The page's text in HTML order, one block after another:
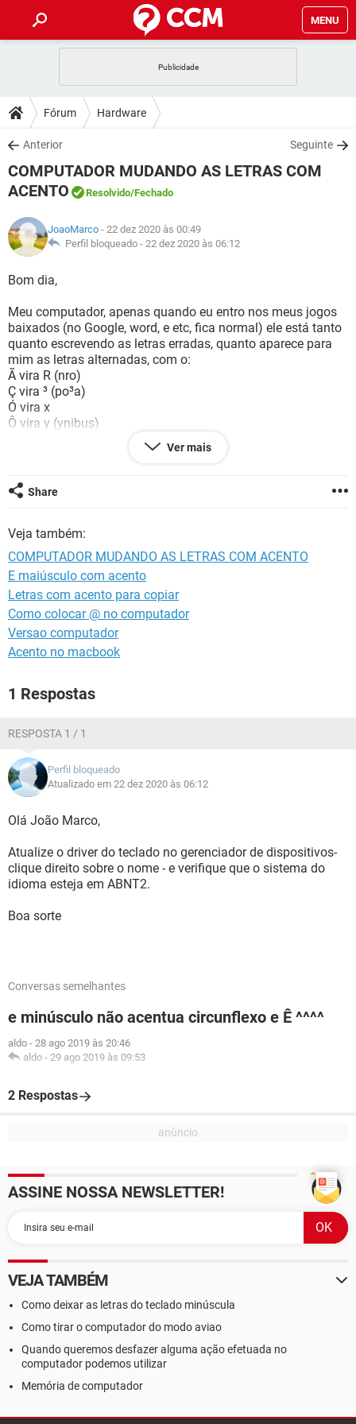
MENU
CELULAR
OUTLOOK
INSTAGRAM GMAIL
GUIA DE COMPRAS
DICAS
JOGOS
OUTLOOK
GUIA DE COMPRAS
DOWNLOADS
JOGOS WHATSAPP
CELULAR
OUTLOOK EXCEL
INSTAGRAM
GUIA DE COMPRAS
FÓRUM
CELULAR FACEBOOK
GUIA DE COMPRAS
GLOSSÁRIO
JOGOS
CELULAR
OUTLOOK EXCEL
INSTAGRAM GMAIL
GUIA DE COMPRAS
Fórum Hardware
Anterior Seguinte
COMPUTADOR MUDANDO AS LETRAS COM
ACENTO
Resolvido/Fechado
JoaoMarco - 22 dez 2020 às 00:49
Perfil bloqueado - 22 dez 2020 às 06:12
Bom dia,
Meu computador, apenas quando eu entro nos meus jogos
baixados (no Google, word, e etc, fica normal) ele está tanto
quanto escrevendo as letras erradas, quanto aparece para
mim as letras alternadas, com o:
Ã vira R (nro)
Ç vira ³ (po³a)
Ó vira x
Ô vira y (ynibus)
E assim por diante, se alguém me responder eu ficaria muito
Ver mais
Share
Veja também:
COMPUTADOR MUDANDO AS LETRAS COM ACENTO
E maiúsculo com acento
Letras com acento para copiar
Como colocar @ no computador
Versao computador
Acento no macbook
1 Respostas
RESPOSTA 1 / 1
Perfil bloqueado
Atualizado em 22 dez 2020 às 06:12
Olá João Marco,
Atualize o driver do teclado no gerenciador de dispositivos-
clique direito sobre o nome - e verifique que o sistema do
idioma esteja em ABNT2.
Boa sorte
Conversas semelhantes
e minúsculo não acentua circunflexo e Ê ^^^^
aldo - 28 ago 2019 às 20:46
aldo - 29 ago 2019 às 09:53
2 Respostas
ASSINE NOSSA NEWSLETTER!
VEJA TAMBÉM
Como deixar as letras do teclado minúscula
Como tirar o computador do modo aviao
Quando queremos desfazer alguma ação efetuada no
computador podemos utilizar
Memória de computador